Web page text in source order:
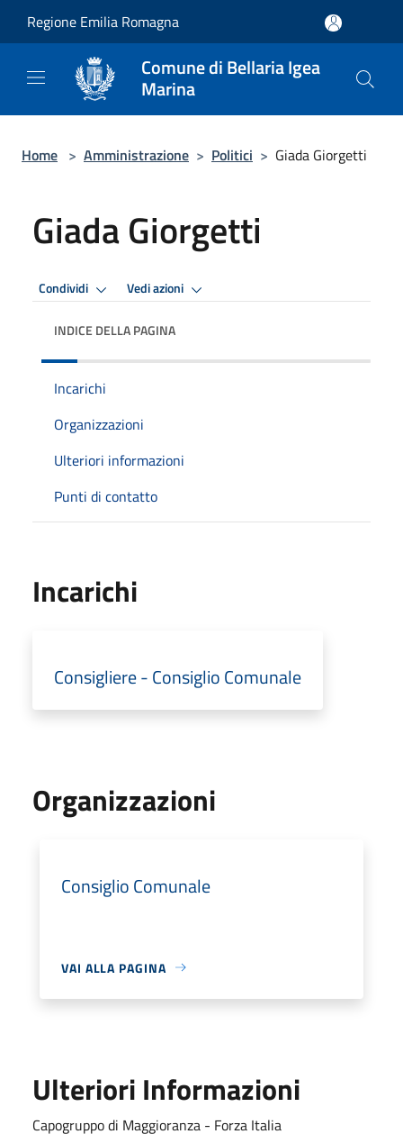
Regione Emilia Romagna
Comune di Bellaria Igea
Marina
Home > Amministrazione > Politici > Giada Giorgetti
Giada Giorgetti
Condividi Vedi azioni
INDICE DELLA PAGINA
Incarichi
Organizzazioni
Ulteriori informazioni
Punti di contatto
Incarichi
Consigliere - Consiglio Comunale
Organizzazioni
Consiglio Comunale
VAI ALLA PAGINA
Ulteriori Informazioni
Capogruppo di Maggioranza - Forza Italia